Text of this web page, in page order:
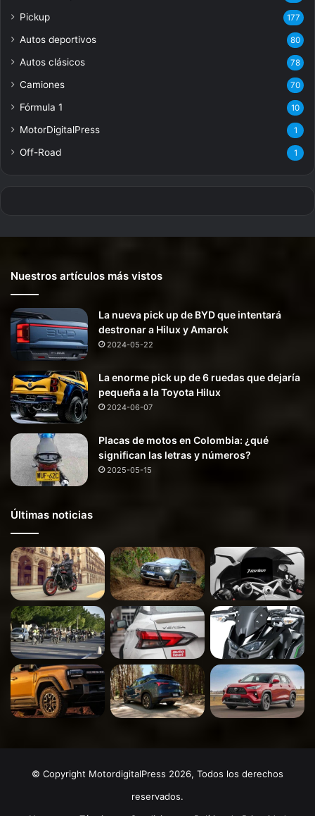
Pickup 177
Autos deportivos 80
Autos clásicos 78
Camiones 70
Fórmula 1 10
MotorDigitalPress 1
Off-Road 1
Nuestros artículos más vistos
La nueva pick up de BYD que intentará
destronar a Hilux y Amarok
2024-05-22
La enorme pick up de 6 ruedas que dejaría
pequeña a la Toyota Hilux
2024-06-07
Placas de motos en Colombia: ¿qué
significan las letras y números?
2025-05-15
Últimas noticias
© Copyright MotordigitalPress 2026, Todos los derechos
reservados.